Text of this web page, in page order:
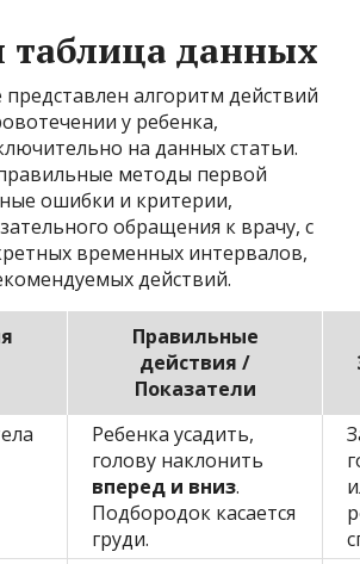
таблица данных
алгоритм действий
у ребенка,
на данных статьи.
методы первой
ошибки и критерии,
обращения к врачу, с
временных интервалов,
действий.
Правильные
действия /
Показатели
Ребенка усадить,
голову наклонить
вперед и вниз.
Подбородок касается
груди.